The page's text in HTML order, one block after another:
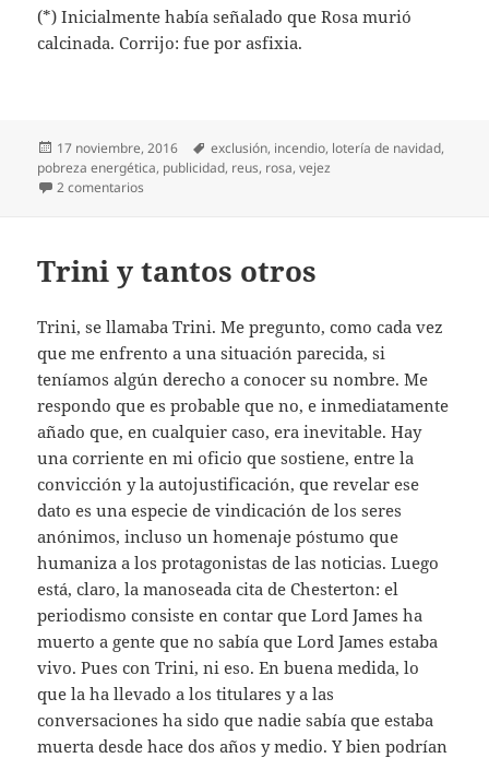
(*) Inicialmente había señalado que Rosa murió
calcinada. Corrijo: fue por asfixia.
Publicado
el
17 noviembre, 2016 Etiquetas
exclusión, incendio, lotería de navidad,
pobreza energética, publicidad, reus, rosa,vejez
2 comentarios
Trini y tantos otros
Trini, se llamaba Trini. Me pregunto, como cada vez
que me enfrento a una situación parecida, si
teníamos algún derecho a conocer su nombre. Me
respondo que es probable que no, e inmediatamente
añado que, en cualquier caso, era inevitable. Hay
una corriente en mi oficio que sostiene, entre la
convicción y la autojustificación, que revelar ese
dato es una especie de vindicación de los seres
anónimos, incluso un homenaje póstumo que
humaniza a los protagonistas de las noticias. Luego
está, claro, la manoseada cita de Chesterton: el
periodismo consiste en contar que Lord James ha
muerto a gente que no sabía que Lord James estaba
vivo. Pues con Trini, ni eso. En buena medida, lo
que la ha llevado a los titulares y a las
conversaciones ha sido que nadie sabía que estaba
muerta desde hace dos años y medio. Y bien podrían